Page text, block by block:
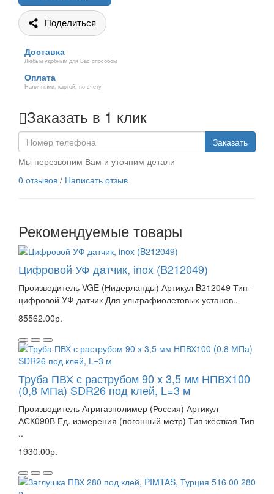
Поделиться
Доставка
Любым удобным для Вас способом
Оплата
Наличными, картой, по счету
Заказать в 1 клик
Заказать
Мы перезвоним Вам и уточним детали
0 отзывов / Написать отзыв
Рекомендуемые товары
Цифровой УФ датчик, inox (B212049)
Производитель VGE (Нидерланды) Артикул B212049 Тип -
цифровой УФ датчик Для ультрафиолетовых установ..
85562.00р.
Труба ПВХ с раструбом 90 х 3,5 мм НПВХ100
(0,8 МПа) SDR26 под клей, L=3 м
Производитель Агригазполимер (Россия) Артикул
АСК090В Ед. измерения (погонный метр) Тип жёсткая Тип
..
1930.00р.